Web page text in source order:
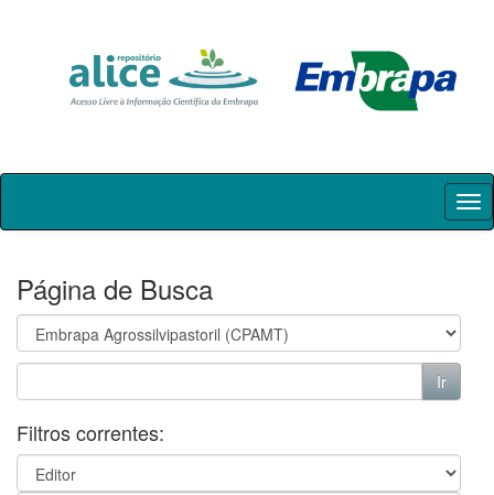
Skip
Página de Busca
Filtros correntes: